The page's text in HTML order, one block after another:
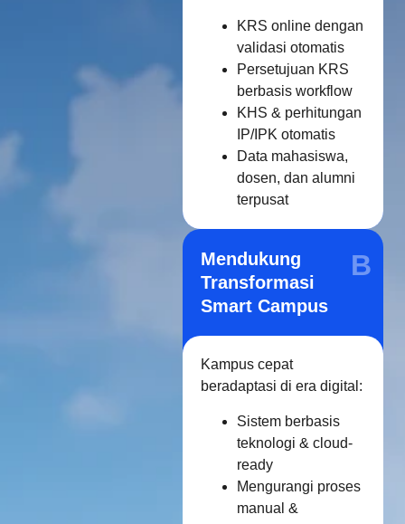
KRS online dengan
validasi otomatis
Persetujuan KRS
berbasis workflow
KHS & perhitungan
IP/IPK otomatis
Data mahasiswa,
dosen, dan alumni
terpusat
Mendukung
Transformasi
Smart Campus
B
Kampus cepat
beradaptasi di era digital:
Sistem berbasis
teknologi & cloud-
ready
Mengurangi proses
manual &